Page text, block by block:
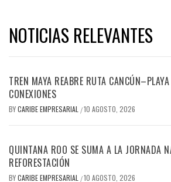
NOTICIAS RELEVANTES
TREN MAYA REABRE RUTA
CONEXIONES
BYCARIBE EMPRESARIAL /10 AGOSTO, 2026
QUINTANA ROO SE SUMA A LA JORNADA
REFORESTACIÓN
BYCARIBE EMPRESARIAL /10 AGOSTO, 2026